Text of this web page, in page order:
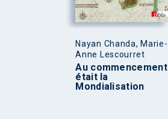
Nayan Chanda, Marie-
Anne Lescourret
Au commencement
était la
Mondialisation